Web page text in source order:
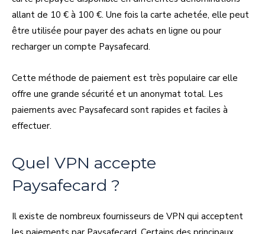
allant de 10 € à 100 €. Une fois la carte achetée, elle peut
être utilisée pour payer des achats en ligne ou pour
recharger un compte Paysafecard.
Cette méthode de paiement est très populaire car elle
offre une grande sécurité et un anonymat total. Les
paiements avec Paysafecard sont rapides et faciles à
effectuer.
Quel VPN accepte
Paysafecard ?
Il existe de nombreux fournisseurs de VPN qui acceptent